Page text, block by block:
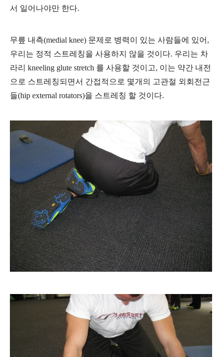
서 일어나야만 한다.
무릎 내측(medial knee) 문제로 병력이 있는 사람들에 있어,
우리는 정적 스트레칭을 사용하지 않을 것이다. 우리는 차
라리 kneeling glute stretch 를 사용할 것이고, 이는 약간 내전
으로 스트레칭되면서 간접적으로 몇개의 고관절 외회전근
들(hip external rotators)을 스트레칭 할 것이다.